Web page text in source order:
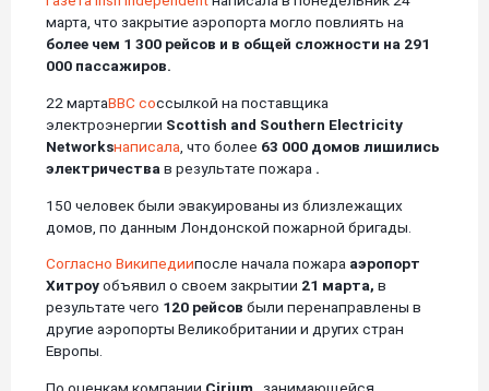
марта, что закрытие аэропорта могло повлиять на
более чем 1 300 рейсов и в общей сложности на 291
000 пассажиров.
22 мартаBBC соссылкой на поставщика
электроэнергии Scottish and Southern Electricity
Networksнаписала , что более 63 000 домов лишились
электричества в результате пожара .
150 человек были эвакуированы из близлежащих
домов, по данным Лондонской пожарной бригады.
Согласно Википедиипосле начала пожара аэропорт
Хитроуобъявил о своем закрытии 21 марта, в
результате чего 120 рейсов были перенаправлены в
другие аэропорты Великобритании и других стран
Европы.